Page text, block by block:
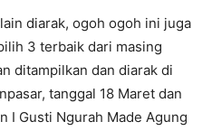
diarak, ogoh ogoh ini juga
3 terbaik dari masing
ditampilkan dan diarak di
tanggal 18 Maret dan
I Gusti Ngurah Made Agung